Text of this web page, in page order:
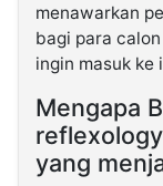
menawarkan
bagi para
ingin masuk ke
Mengapa
yang